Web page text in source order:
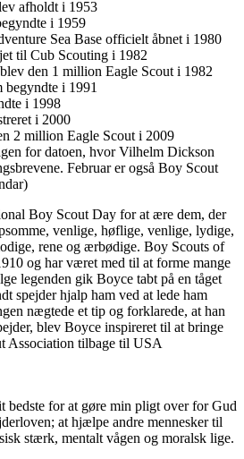
afholdt i 1953
i 1959
Sea Base officielt åbnet i 1980
til Cub Scouting i 1982
den 1 million Eagle Scout i 1982
i 1991
i 1998
i 2000
2 million Eagle Scout i 2009
for datoen, hvor Vilhelm Dickson
Februar er også Boy Scout
Boy Scout Day for at ære dem, der
venlige, høflige, venlige, lydige,
rene og ærbødige. Boy Scouts of
og har været med til at forme mange
legenden gik Boyce tabt på en tåget
spejder hjalp ham ved at lede ham
nægtede et tip og forklarede, at han
blev Boyce inspireret til at bringe
Association tilbage til USA
for at gøre min pligt over for Gud
at hjælpe andre mennesker til
stærk, mentalt vågen og moralsk lige.